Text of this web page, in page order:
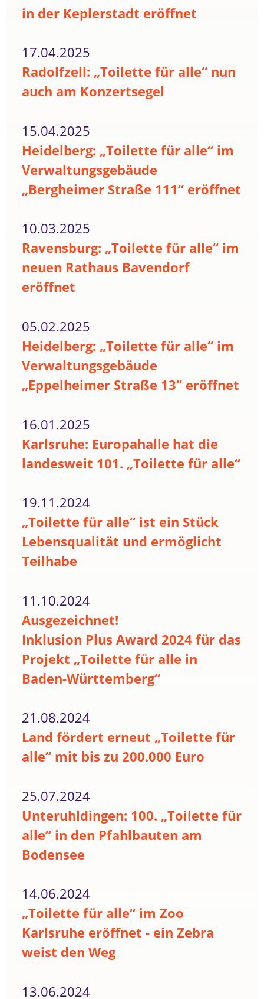
in der Keplerstadt eröffnet
17.04.2025
Radolfzell: „Toilette für alle“ nun
auch am Konzertsegel
15.04.2025
Heidelberg: „Toilette für alle“ im
Verwaltungsgebäude
„Bergheimer Straße 111“ eröffnet
10.03.2025
Ravensburg: „Toilette für alle“ im
neuen Rathaus Bavendorf
eröffnet
05.02.2025
Heidelberg: „Toilette für alle“ im
Verwaltungsgebäude
„Eppelheimer Straße 13“ eröffnet
16.01.2025
Karlsruhe: Europahalle hat die
landesweit 101. „Toilette für alle“
19.11.2024
„Toilette für alle“ ist ein Stück
Lebensqualität und ermöglicht
Teilhabe
11.10.2024
Ausgezeichnet!
Inklusion Plus Award 2024 für das
Projekt „Toilette für alle in
Baden-Württemberg“
21.08.2024
Land fördert erneut „Toilette für
alle“ mit bis zu 200.000 Euro
25.07.2024
Unteruhldingen: 100. „Toilette für
alle“ in den Pfahlbauten am
Bodensee
14.06.2024
„Toilette für alle“ im Zoo
Karlsruhe eröffnet - ein Zebra
weist den Weg
13.06.2024